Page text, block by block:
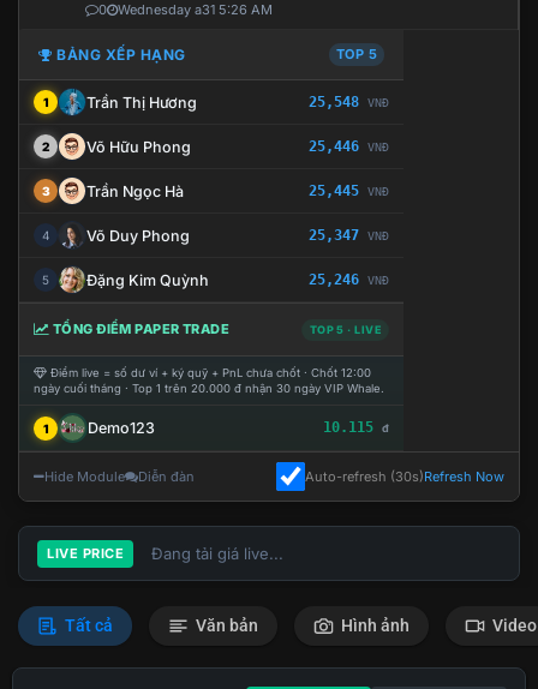
0 Wednesday a31 5:26 AM
BẢNG XẾP HẠNG TOP 5
1 Trần Thị Hương 25,548 VNĐ
2 Võ Hữu Phong 25,446 VNĐ
3 Trần Ngọc Hà 25,445 VNĐ
4 Võ Duy Phong 25,347 VNĐ
5 Đặng Kim Quỳnh 25,246 VNĐ
TỔNG ĐIỂM PAPER TRADE TOP 5 · LIVE
Điểm live = số dư ví + ký quỹ + PnL chưa chốt · Chốt 12:00
ngày cuối tháng · Top 1 trên 20.000 đ nhận 30 ngày VIP Whale.
1 Demo123 10.115 đ
Hide Module Diễn đàn Auto-refresh (30s)Refresh Now
LIVE PRICE Đang tải giá live...
Tất cả Văn bản Hình ảnh Video